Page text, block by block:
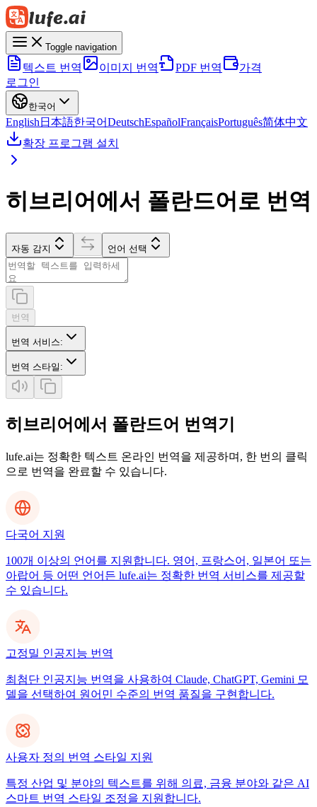
Toggle navigation
텍스트 번역 이미지 번역 PDF 번역
가격
로그인
한국어
English 日本語한국어DeutschEspañolFrançaisPortuguês简体中文
확장 프로그램 설치
히브리어에서 폴란드어로 번역
자동 감지 언어 선택
번역
번역 서비스:
번역 스타일 :
히브리어에서 폴란드어 번역기
lufe.ai는 정확한 텍스트 온라인 번역을 제공하며, 한 번의 클릭
으로 번역을 완료할 수 있습니다.
다국어 지원
100개 이상의 언어를 지원합니다. 영어, 프랑스어, 일본어 또는
아랍어 등 어떤 언어든 lufe.ai는 정확한 번역 서비스를 제공할
수 있습니다.
고정밀 인공지능 번역
최첨단 인공지능 번역을 사용하여 Claude, ChatGPT, Gemini 모
델을 선택하여 원어민 수준의 번역 품질을 구현합니다.
사용자 정의 번역 스타일 지원
특정 산업 및 분야의 텍스트를 위해 의료, 금융 분야와 같은 AI
스마트 번역 스타일 조정을 지원합니다.